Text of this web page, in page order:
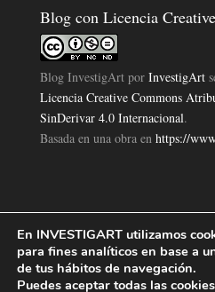
Blog con Licencia
Blog InvestigArtpor InvestigArt
Licencia Creative Commons
SinDerivar 4.0 Internacional.
Basada en una obra en https://
Política de Privacidad|Aviso
Investigart Copyright © 2019. |
En INVESTIGART utilizamos
para fines analíticos en base a
de tus hábitos de navegación.
Puedes aceptar todas las